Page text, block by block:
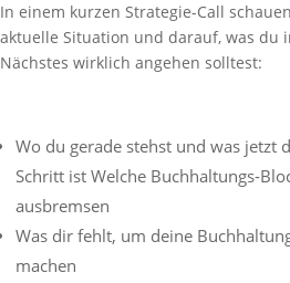
In einem kurzen Strategie-Call
aktuelle Situation und darauf, was du
Nächstes wirklich angehen solltest:
Wo du gerade stehst und was jetzt
Schritt ist Welche Buchhaltungs-
ausbremsen
Was dir fehlt, um deine
machen